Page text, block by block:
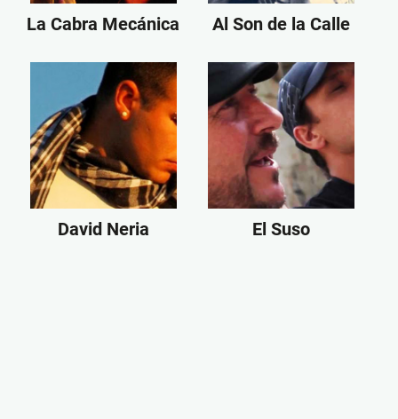
La Cabra Mecánica Al Son de la Calle
David Neria El Suso